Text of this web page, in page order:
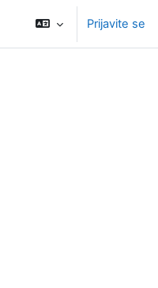
Prijavite se